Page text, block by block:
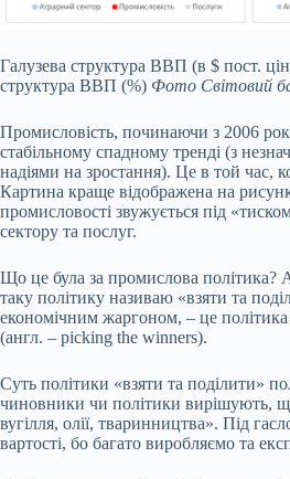
Галузева структура ВВП (в $ пост.
структура ВВП (%) Фото Світовий
Промисловість, починаючи з 2006
стабільному спадному тренді (з
надіями на зростання). Це в той час,
Картина краще відображена на
промисловості звужується під
сектору та послуг.
Що це була за промислова політика?
таку політику називаю «взяти та
економічним жаргоном, – це
(англ. – picking the winners).
Суть політики «взяти та поділити»
чиновники чи політики вирішують,
вугілля, олії, тваринництва». Під
вартості, бо багато виробляємо та